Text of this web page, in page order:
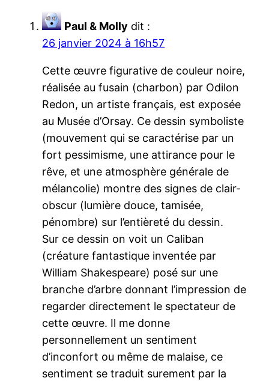
Paul & Molly dit :
26 janvier 2024 à 16h57
Cette œuvre figurative de couleur noire,
réalisée au fusain (charbon) par Odilon
Redon, un artiste français, est exposée
au Musée d’Orsay. Ce dessin symboliste
(mouvement qui se caractérise par un
fort pessimisme, une attirance pour le
rêve, et une atmosphère générale de
mélancolie) montre des signes de clair-
obscur (lumière douce, tamisée,
pénombre) sur l’entièreté du dessin.
Sur ce dessin on voit un Caliban
(créature fantastique inventée par
William Shakespeare) posé sur une
branche d’arbre donnant l’impression de
regarder directement le spectateur de
cette œuvre. Il me donne
personnellement un sentiment
d’inconfort ou même de malaise, ce
sentiment se traduit surement par la